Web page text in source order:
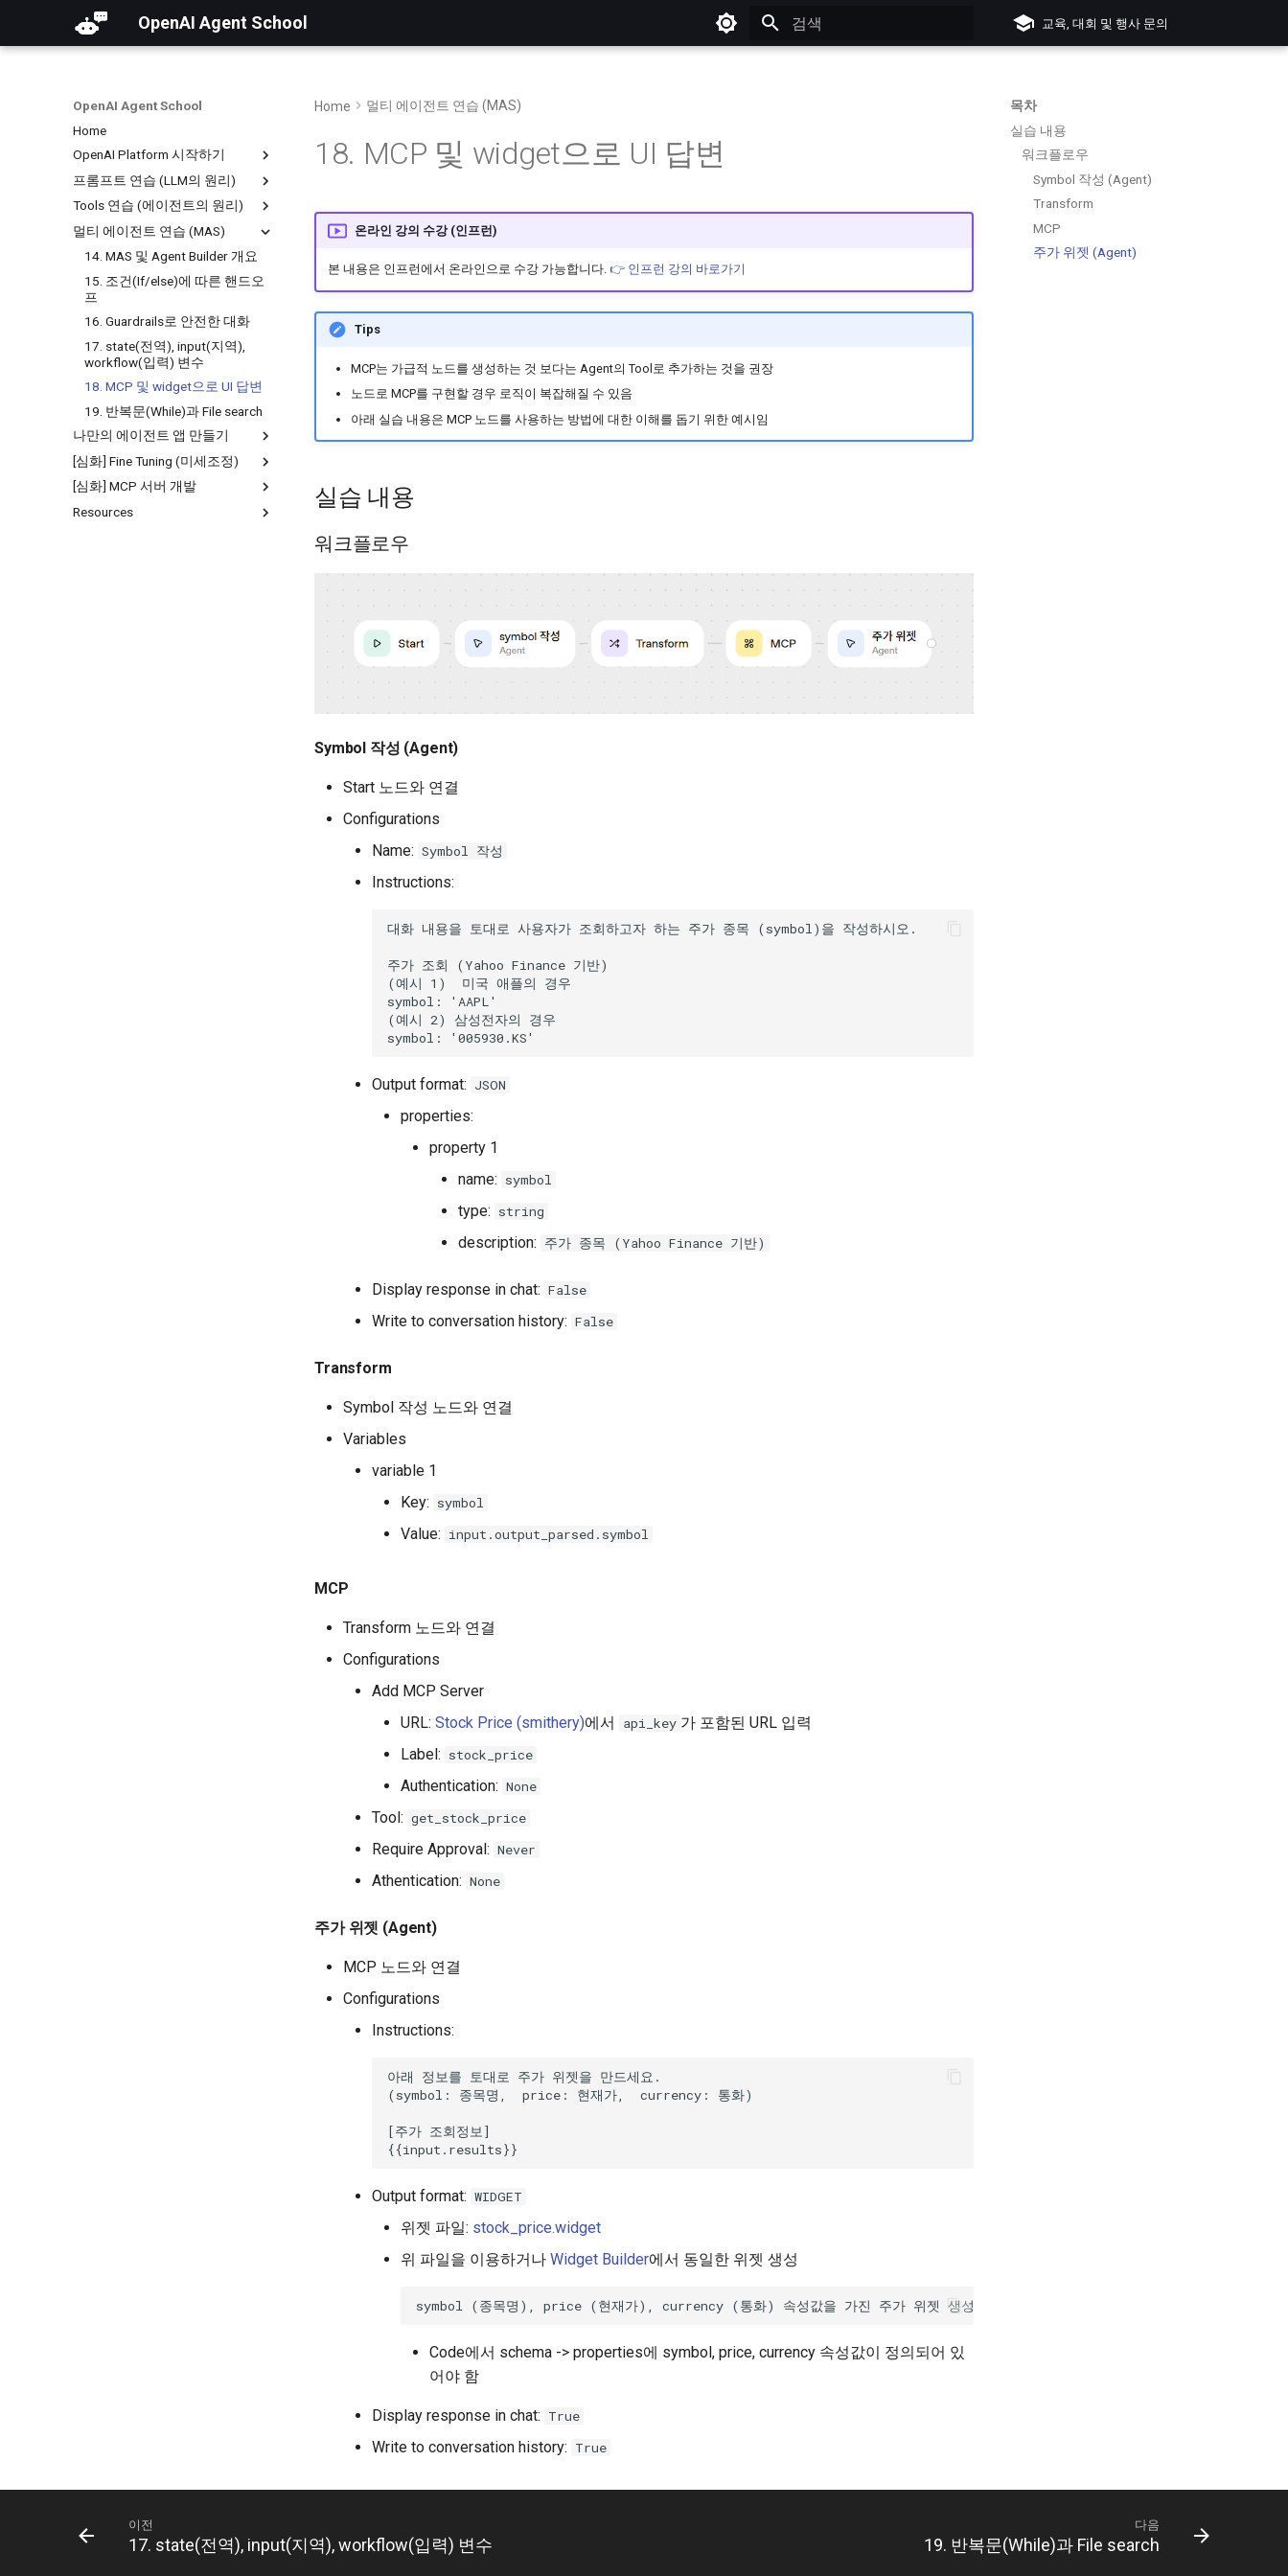
OpenAI Agent School 교육, 대회 및 행사 문의
OpenAI Agent School
Home
OpenAI Platform 시작하기
01. OpenAI Platform 소개 및 가
기
프롬프트 연습 (LLM의 원리)
04. AI 기초 및 LLM의 입출력 구
07. 추론 모델 실습 (GPT-5 등)
Tools 연습 (에이전트의 원리)
08. Tools와 Agent 원리
09. Function Calling
10. Web Search
11. Code Interpreter
12. RAG (File Search)
13. MCP (Model Context
Protocol)
멀티 에이전트 연습 (MAS)
14. MAS 및 Agent Builder 개요
15. 조건(If/else)에 따른 핸드오
프
16. Guardrails로 안전한 대화
17. state(전역), input(지역),
workflow(입력) 변수
18. MCP 및 widget으로 UI 답변
19. 반복문(While)과 File search
나만의 에이전트 앱 만들기
20. Chatkit 템플릿 복제 (Github)
21. API Key, 워크플로우 ID 생성
22. Cloudflare로 앱 배포하기
[심화] Fine Tuning (미세조정)
23. Fine-tuning 개요
24. Fine-tuning 실습
[심화] MCP 서버 개발
25. 개발 환경 (Codespaces) 구
Resources
목차
실습 내용
워크플로우
Symbol 작성 (Agent)
Transform
MCP
주가 위젯 (Agent)
Home 멀티 에이전트 연습 (MAS)
18. MCP 및 widget으로 UI 답변
온라인 강의 수강 (인프런)
본 내용은 인프런에서 온라인으로 수강 가능합니다. 👉 인프런 강의 바로가기
Tips
MCP는 가급적 노드를 생성하는 것 보다는 Agent의 Tool로 추가하는 것을 권장
노드로 MCP를 구현할 경우 로직이 복잡해질 수 있음
아래 실습 내용은 MCP 노드를 사용하는 방법에 대한 이해를 돕기 위한 예시임
실습 내용
워크플로우
Symbol 작성 (Agent)
Start 노드와 연결
Configurations
Name: Symbol 작성
Instructions:
Output format: JSON
properties:
property 1
name: symbol
type: string
description: 주가 종목 (Yahoo Finance 기반)
Display response in chat: False
Write to conversation history: False
Transform
Symbol 작성 노드와 연결
Variables
variable 1
Key: symbol
Value: input.output_parsed.symbol
MCP
Transform 노드와 연결
Configurations
Add MCP Server
URL: Stock Price (smithery)에서 api_key 가 포함된 URL 입력
Label: stock_price
Authentication: None
Tool: get_stock_price
Require Approval: Never
Athentication: None
주가 위젯 (Agent)
MCP 노드와 연결
Configurations
Instructions:
Output format: WIDGET
위젯 파일: stock_price.widget
위 파일을 이용하거나 Widget Builder에서 동일한 위젯 생성
Code에서 schema -> properties에 symbol, price, currency 속성값이 정의되어 있
어야 함
Display response in chat: True
Write to conversation history: True
이전
17. state(전역), input(지역), workflow(입력) 변수
다음
19. 반복문(While)과 File search